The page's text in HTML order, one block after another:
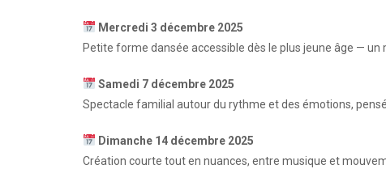
Mercredi 3 décembre 2025
Petite forme dansée accessible dès le plus jeune âge —
Samedi 7 décembre 2025
Spectacle familial autour du rythme et des émotions,
Dimanche 14 décembre 2025
Création courte tout en nuances, entre musique et